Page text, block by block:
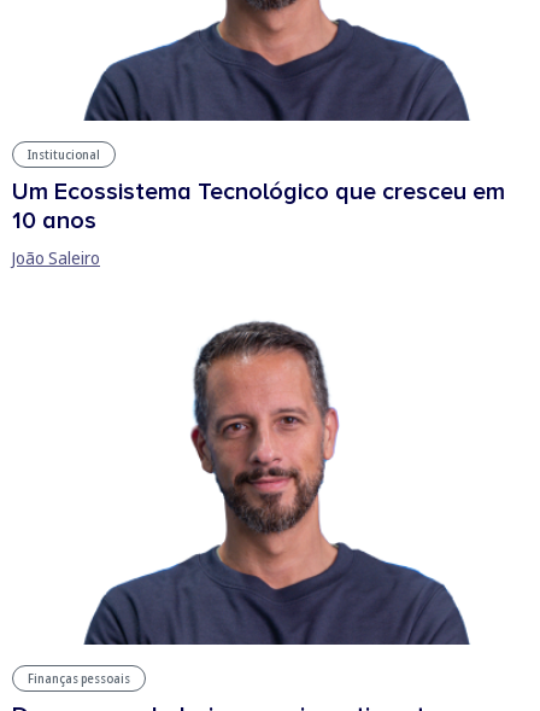
Institucional
Um Ecossistema Tecnológico que cresceu em
10 anos
João Saleiro
Finanças pessoais